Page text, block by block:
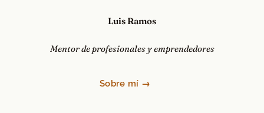
Luis Ramos
Mentor de profesionales y emprendedores
Sobre mí →